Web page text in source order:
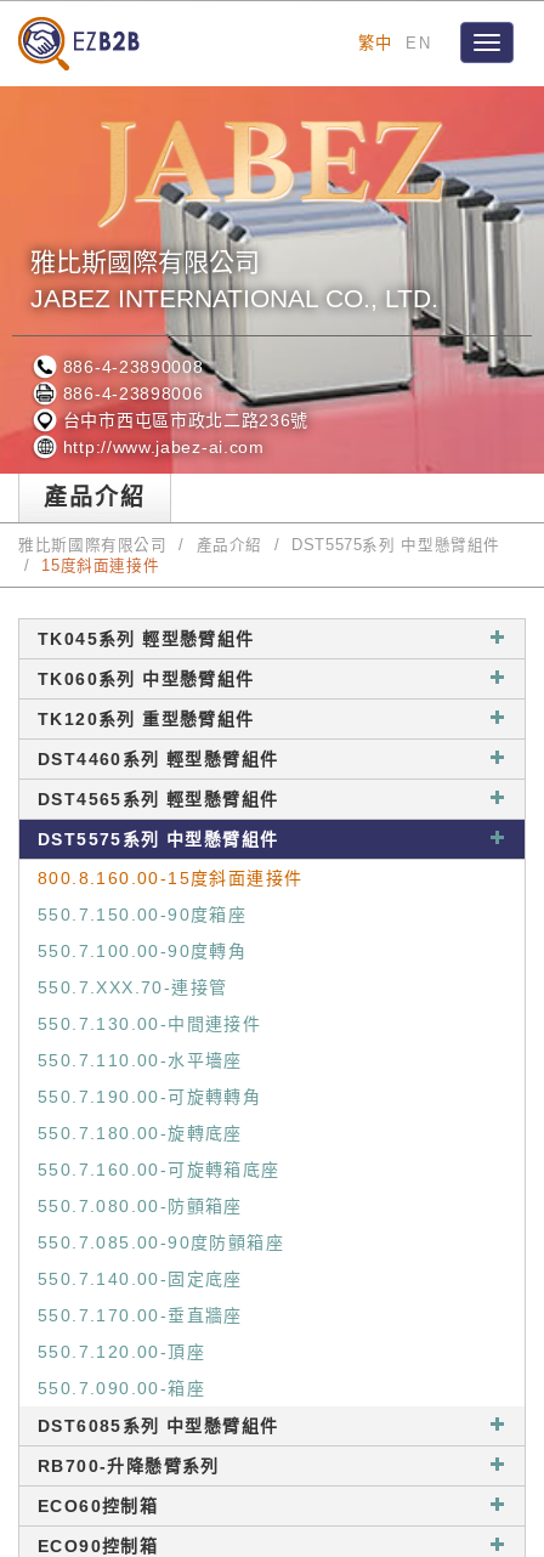
繁中 EN
Toggle
雅比斯國際有限公司
JABEZ INTERNATIONAL CO., LTD.
886-4-23890008
886-4-23898006
台中市西屯區市政北二路236號
http://www.jabez-ai.com
產品介紹
雅比斯國際有限公司 產品介紹
DST5575系列 中型懸臂組件
15度斜面連接件
TK045系列 輕型懸臂組件
TK060系列 中型懸臂組件
TK120系列 重型懸臂組件
DST4460系列 輕型懸臂組件
DST4565系列 輕型懸臂組件
DST5575系列 中型懸臂組件
800.8.160.00-15度斜面連接件
550.7.150.00-90度箱座
550.7.100.00-90度轉角
550.7.XXX.70-連接管
550.7.130.00-中間連接件
550.7.110.00-水平墻座
550.7.190.00-可旋轉轉角
550.7.180.00-旋轉底座
550.7.160.00-可旋轉箱底座
550.7.080.00-防顫箱座
550.7.085.00-90度防顫箱座
550.7.140.00-固定底座
550.7.170.00-垂直牆座
550.7.120.00-頂座
550.7.090.00-箱座
DST6085系列 中型懸臂組件
RB700-升降懸臂系列
ECO60控制箱
ECO90控制箱